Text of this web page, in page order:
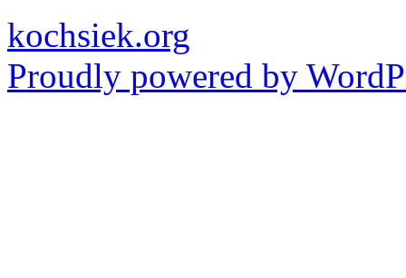
kochsiek.org
Proudly powered by